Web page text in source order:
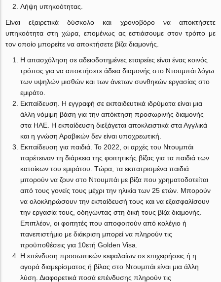
Λήψη υπηκοότητας.
Είναι εξαιρετικά δύσκολο και χρονοβόρο να αποκτήσετε
υπηκοότητα στη χώρα, επομένως ας εστιάσουμε στον τρόπο με
τον οποίο μπορείτε να αποκτήσετε βίζα διαμονής.
Η απασχόληση σε αδειοδοτημένες εταιρείες είναι ένας κοινός
τρόπος για να αποκτήσετε άδεια διαμονής στο Ντουμπάι λόγω
των υψηλών μισθών και των άνετων συνθηκών εργασίας στο
εμιράτο.
Εκπαίδευση. Η εγγραφή σε εκπαιδευτικά ιδρύματα είναι μια
άλλη νόμιμη βάση για την απόκτηση προσωρινής διαμονής
στα ΗΑΕ. Η εκπαίδευση διεξάγεται αποκλειστικά στα Αγγλικά
και η γνώση Αραβικών δεν είναι υποχρεωτική.
Εκπαίδευση για παιδιά. Το 2022, οι αρχές του Ντουμπάι
παρέτειναν τη διάρκεια της φοιτητικής βίζας για τα παιδιά των
κατοίκων του εμιράτου. Τώρα, τα εκπατρισμένα παιδιά
μπορούν να ζουν στο Ντουμπάι με βίζα που χρηματοδοτείται
από τους γονείς τους μέχρι την ηλικία των 25 ετών. Μπορούν
να ολοκληρώσουν την εκπαίδευσή τους και να εξασφαλίσουν
την εργασία τους, οδηγώντας στη δική τους βίζα διαμονής.
Επιπλέον, οι φοιτητές που αποφοιτούν από κολέγιο ή
πανεπιστήμιο με διάκριση μπορεί να πληρούν τις
προϋποθέσεις για 10ετή Golden Visa.
Η επένδυση προσωπικών κεφαλαίων σε επιχειρήσεις ή η
αγορά διαμερίσματος ή βίλας στο Ντουμπάι είναι μια άλλη
λύση. Διαφορετικά ποσά επένδυσης πληρούν τις